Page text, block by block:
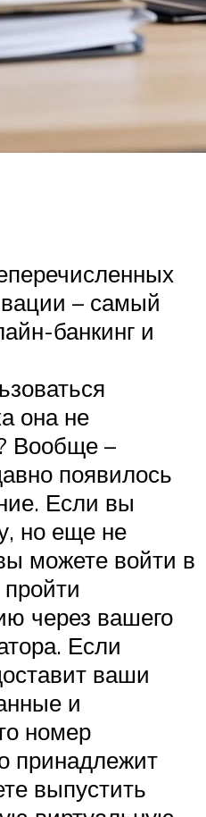
– самый
банкинг и
она не
Вообще –
появилось
Если вы
но еще не
можете войти в
через вашего
Если
ваши
и
номер
принадлежит
выпустить